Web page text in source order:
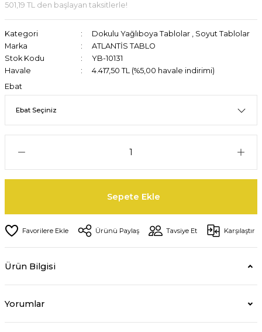
501,19 TL den başlayan taksitlerle!
Kategori Dokulu Yağlıboya Tablolar , Soyut Tablolar
Marka
ATLANTİS TABLO
Stok Kodu
YB-10131
Havale
4.417,50 TL (%5,00 havale indirimi)
Ebat
Sepete Ekle
Ürünü Paylaş Tavsiye Et Karşılaştır
Ürün Bilgisi
Yorumlar